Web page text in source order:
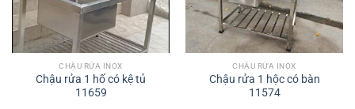
CHẬU RỬA INOX
Chậu rửa 1 hố có kệ tủ
11659
CHẬU RỬA INOX
Chậu rửa 1 hộc có bàn
11574